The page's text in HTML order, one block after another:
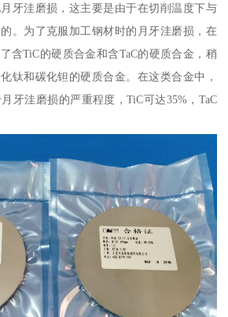
牙洼磨损，这主要是由于在切削温度下与
。为了克服加工钢材时的月牙洼磨损，在
含TiC的硬质合金和含TaC的硬质合金，稍
钛和碳化钽的硬质合金。在这类合金中，
牙洼磨损的严重程度，TiC可达35%，TaC